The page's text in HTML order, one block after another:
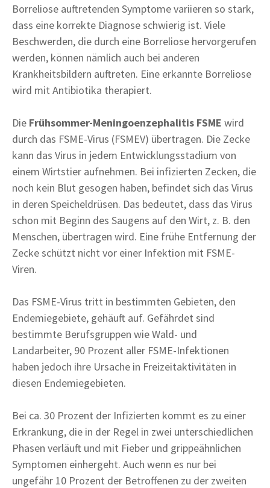
Borreliose auftretenden Symptome variieren so stark,
dass eine korrekte Diagnose schwierig ist. Viele
Beschwerden, die durch eine Borreliose hervorgerufen
werden, können nämlich auch bei anderen
Krankheitsbildern auftreten. Eine erkannte Borreliose
wird mit Antibiotika therapiert.
Die Frühsommer-Meningoenzephalitis FSME wird
durch das FSME-Virus (FSMEV) übertragen. Die Zecke
kann das Virus in jedem Entwicklungsstadium von
einem Wirtstier aufnehmen. Bei infizierten Zecken, die
noch kein Blut gesogen haben, befindet sich das Virus
in deren Speicheldrüsen. Das bedeutet, dass das Virus
schon mit Beginn des Saugens auf den Wirt, z. B. den
Menschen, übertragen wird. Eine frühe Entfernung der
Zecke schützt nicht vor einer Infektion mit FSME-
Viren.
Das FSME-Virus tritt in bestimmten Gebieten, den
Endemiegebiete, gehäuft auf. Gefährdet sind
bestimmte Berufsgruppen wie Wald- und
Landarbeiter, 90 Prozent aller FSME-Infektionen
haben jedoch ihre Ursache in Freizeitaktivitäten in
diesen Endemiegebieten.
Bei ca. 30 Prozent der Infizierten kommt es zu einer
Erkrankung, die in der Regel in zwei unterschiedlichen
Phasen verläuft und mit Fieber und grippeähnlichen
Symptomen einhergeht. Auch wenn es nur bei
ungefähr 10 Prozent der Betroffenen zu der zweiten